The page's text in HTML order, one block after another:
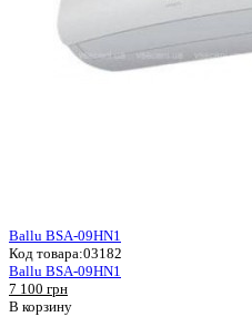
Ballu BSA-09HN1
Код товара:03182
Ballu BSA-09HN1
7 100 грн
В корзину